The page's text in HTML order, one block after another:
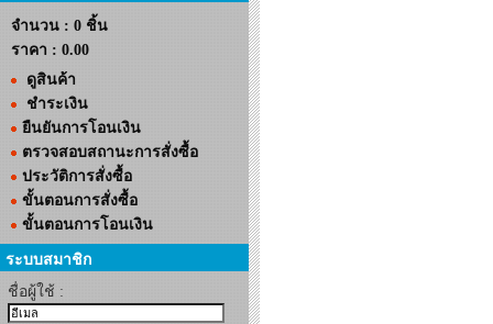
จำนวน : 0 ชิ้น
ราคา : 0.00
ดูสินค้า
ชำระเงิน
ยืนยันการโอนเงิน
ตรวจสอบสถานะการสั่งซื้อ
ประวัติการสั่งซื้อ
ขั้นตอนการสั่งซื้อ
ขั้นตอนการโอนเงิน
ระบบสมาชิก
ชื่อผู้ใช้ :